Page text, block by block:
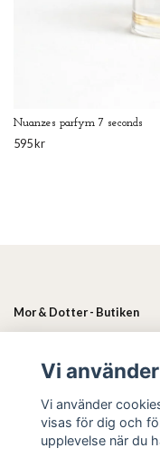
Nuanzes parfym 7 seconds
595 kr
Mor & Dotter - Butiken
Läs mer
Sociala medier
Vi
Vi använder
visas för dig och
upplevelse när du